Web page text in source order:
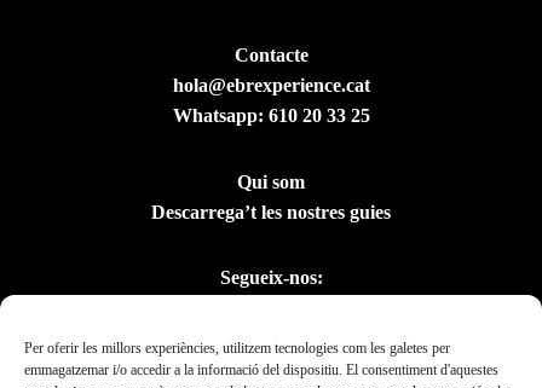
Per oferir les millors experiències, utilitzem tecnologies com les galetes per
emmagatzemar i/o accedir a la informació del dispositiu. El consentiment d'aquestes
Contacte
hola@ebrexperience.cat
Whatsapp: 610 20 33 25
Qui som
Descarrega’t les nostres guies
Segueix-nos: